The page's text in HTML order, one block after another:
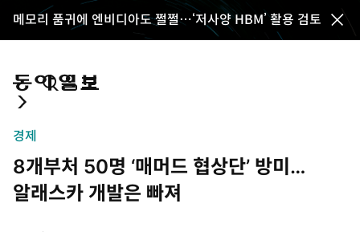
메모리 품귀에 엔비디아도 쩔쩔…‘저사양 HBM’ 활용 검토
전
통 마
지
전
펼
치
기
경제
8개부처 50명 ‘매머드 협상단’ 방미…
알래스카 개발은 빠져